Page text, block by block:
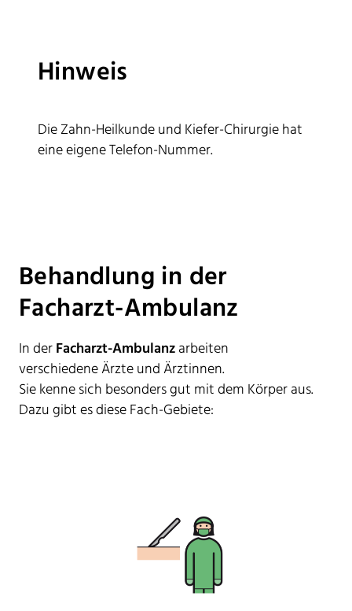
Hinweis
Die Zahn-Heilkunde und Kiefer-Chirurgie hat
eine eigene Telefon-Nummer.
Behandlung in der
Facharzt-Ambulanz
In derFacharzt-Ambulanzarbeiten
verschiedene Ärzte und Ärztinnen.
Sie kenne sich besonders gut mit dem Körper aus.
Dazu gibt es diese Fach-Gebiete: